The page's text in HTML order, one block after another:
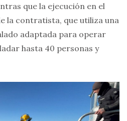
que la ejecución en el
la contratista, que utiliza una
adaptada para operar
hasta 40 personas y